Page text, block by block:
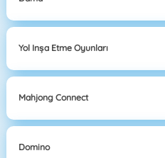
Yol Inşa Etme Oyunları
Mahjong Connect
Domino